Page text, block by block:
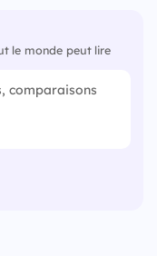
le monde peut lire